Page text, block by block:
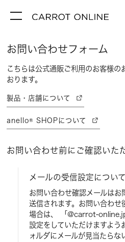
お問い合わせフォーム
こちらは公式通販ご利用のお客様の
おります。
製品・店舗について
anello® SHOPについて
お問い合わせ前にご確認いた
メールの受信設定について
お問い合わせ確認メールはお
送信されます。お問い合わせ
場合は、 「@carrot-
設定をしていただけますよう
ォルダにメールが見当たらな